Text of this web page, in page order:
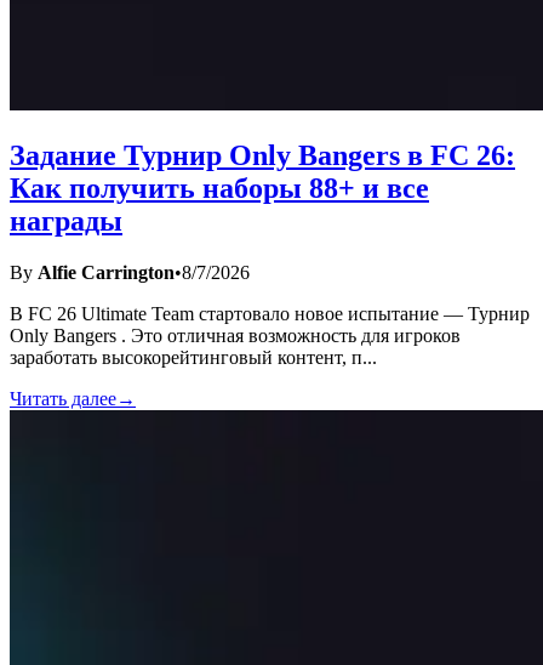
Задание Турнир Only Bangers в FC 26:
Как получить наборы 88+ и все
награды
By Alfie Carrington•8/7/2026
В FC 26 Ultimate Team стартовало новое испытание — Турнир
Only Bangers . Это отличная возможность для игроков
заработать высокорейтинговый контент, п...
Читать далее→